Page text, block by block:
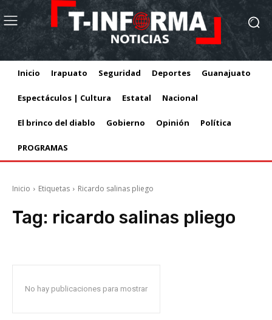
Inicio Irapuato Seguridad Deportes Guanajuato
Espectáculos | Cultura Estatal Nacional
El brinco del diablo Gobierno Opinión Política
PROGRAMAS
Inicio Etiquetas Ricardo salinas pliego
Tag: ricardo salinas pliego
No hay publicaciones para mostrar